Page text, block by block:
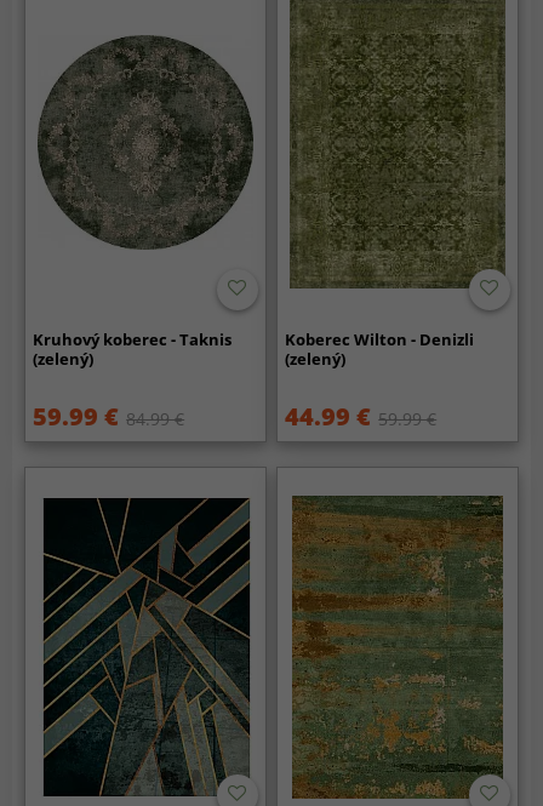
Kruhový koberec - Taknis
(zelený)
59.99 € 84.99 €
Koberec Wilton - Denizli
(zelený)
44.99 € 59.99 €